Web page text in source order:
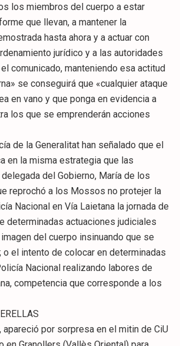
los miembros del cuerpo a estar
que llevan, a mantener la
hasta ahora y a actuar con
jurídico y a las autoridades
comunicado, manteniendo esa actitud
se conseguirá que «cualquier ataque
en vano y que ponga en evidencia a
los que se emprenderán acciones
de la Generalitat han señalado que el
en la misma estrategia que las
del Gobierno, María de los
reprochó a los Mossos no protejer la
Nacional en Vía Laietana la jornada de
determinadas actuaciones judiciales
del cuerpo insinuando que se
o el intento de colocar en determinadas
Nacional realizando labores de
competencia que corresponde a los
apareció por sorpresa en el mitin de CiU